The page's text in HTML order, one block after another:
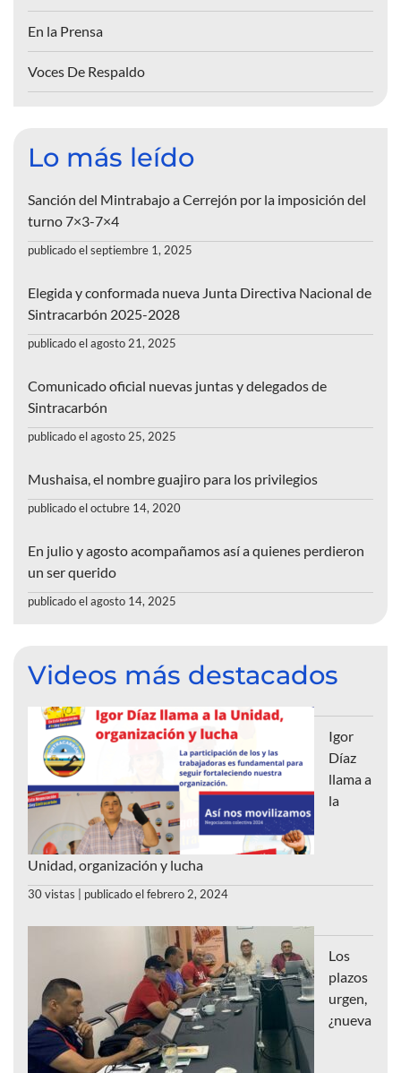
En la Prensa
Voces De Respaldo
Lo más leído
Sanción del Mintrabajo a Cerrejón por la imposición del
turno 7×3-7×4
publicado el septiembre 1, 2025
Elegida y conformada nueva Junta Directiva Nacional de
Sintracarbón 2025-2028
publicado el agosto 21, 2025
Comunicado oficial nuevas juntas y delegados de
Sintracarbón
publicado el agosto 25, 2025
Mushaisa, el nombre guajiro para los privilegios
publicado el octubre 14, 2020
En julio y agosto acompañamos así a quienes perdieron
un ser querido
publicado el agosto 14, 2025
Videos más destacados
Igor
Díaz
llama a
la
Unidad, organización y lucha
30 vistas publicado el febrero 2, 2024
Los
plazos
urgen,
¿nueva